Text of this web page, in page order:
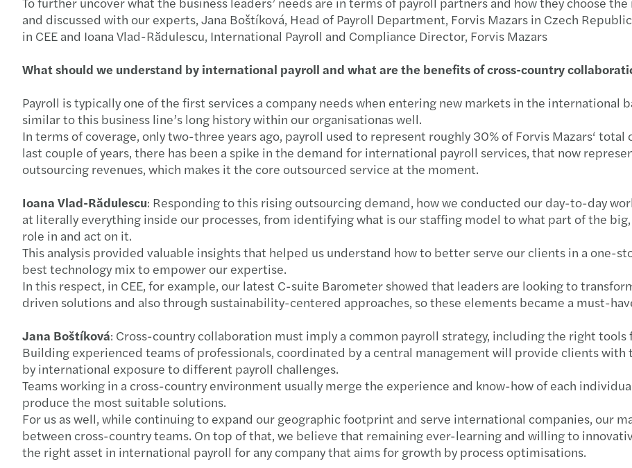
Chart
Forvis
Mazars
Archiv
Helios iNuvio Partner
and discussed with our experts, Jana Boštíková, Head of Payroll Department, Forvis Mazars in Czech
in CEE and Ioana Vlad-Rădulescu, International Payroll and Compliance Director, Forvis Mazars
What should we understand by international payroll and what are the benefits of cross-country
Payroll is typically one of the first services a company needs when entering new markets in the international
similar to this business line’s long history within our organisationas well.
In terms of coverage, only two-three years ago, payroll used to represent roughly 30% of Forvis Mazars‘
last couple of years, there has been a spike in the demand for international payroll services, that now
outsourcing revenues, which makes it the core outsourced service at the moment.
Ioana Vlad-Rădulescu: Responding to this rising outsourcing demand, how we conducted our day-to-day
at literally everything inside our processes, from identifying what is our staffing model to what part of the
role in and act on it.
This analysis provided valuable insights that helped us understand how to better serve our clients in a one-
best technology mix to empower our expertise.
In this respect, in CEE, for example, our latest C-suite Barometer showed that leaders are looking to
driven solutions and also through sustainability-centered approaches, so these elements became a must-
Jana Boštíková: Cross-country collaboration must imply a common payroll strategy, including the right
Building experienced teams of professionals, coordinated by a central management will provide clients
by international exposure to different payroll challenges.
Teams working in a cross-country environment usually merge the experience and know-how of each
produce the most suitable solutions.
For us as well, while continuing to expand our geographic footprint and serve international companies, our
between cross-country teams. On top of that, we believe that remaining ever-learning and willing to
the right asset in international payroll for any company that aims for growth by process optimisations.